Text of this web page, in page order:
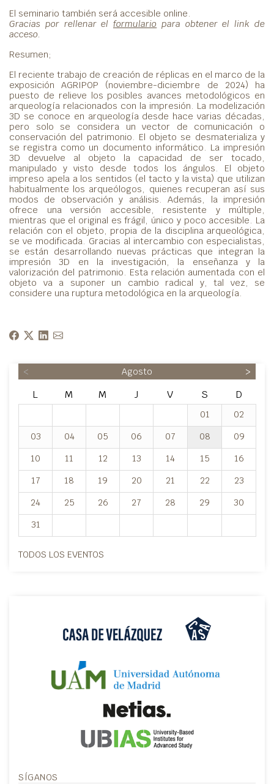
El seminario también será accesible online.
Gracias por rellenar elformulario para obtener el link de
acceso.
Resumen;
El reciente trabajo de creación de réplicas en el marco de la
exposición AGRIPOP (noviembre-diciembre de 2024) ha
puesto de relieve los posibles avances metodológicos en
arqueología relacionados con la impresión. La modelización
3D se conoce en arqueología desde hace varias décadas,
pero solo se considera un vector de comunicación o
conservación del patrimonio. El objeto se desmaterializa y
se registra como un documento informático. La impresión
3D devuelve al objeto la capacidad de ser tocado,
manipulado y visto desde todos los ángulos. El objeto
impreso apela a los sentidos (el tacto y la vista) que utilizan
habitualmente los arqueólogos, quienes recuperan así sus
modos de observación y análisis. Además, la impresión
ofrece una versión accesible, resistente y múltiple,
mientras que el original es frágil, único y poco accesible. La
relación con el objeto, propia de la disciplina arqueológica,
se ve modificada. Gracias al intercambio con especialistas,
se están desarrollando nuevas prácticas que integran la
impresión 3D en la investigación, la enseñanza y la
valorización del patrimonio. Esta relación aumentada con el
objeto va a suponer un cambio radical y, tal vez, se
considere una ruptura metodológica en la arqueología.
< Agosto >
L M M J V S D
01
02
03
04 05 06 07 08
09
10
11 12 13 14 15
16
17
18 19 20 21 22
23
24
25 26 27 28 29
30
31
TODOS LOS EVENTOS
SÍGANOS